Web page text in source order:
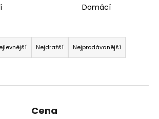
Domácí
Nejdražší Nejprodávanější
Cena